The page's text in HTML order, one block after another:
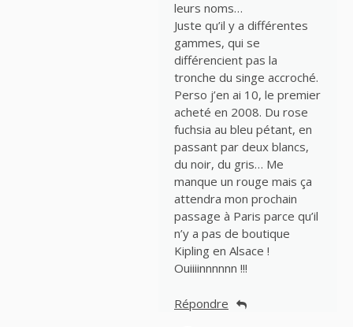
leurs noms…
Juste qu’il y a différentes
gammes, qui se
différencient pas la
tronche du singe accroché.
Perso j’en ai 10, le premier
acheté en 2008. Du rose
fuchsia au bleu pétant, en
passant par deux blancs,
du noir, du gris… Me
manque un rouge mais ça
attendra mon prochain
passage à Paris parce qu’il
n’y a pas de boutique
Kipling en Alsace !
Ouiiiinnnnnn !!!
Répondre